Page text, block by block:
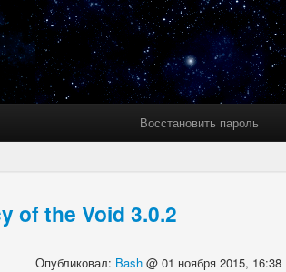
Восстановить пароль
of the Void 3.0.2
Опубликовал: Bash @ 01 ноября 2015, 16:38